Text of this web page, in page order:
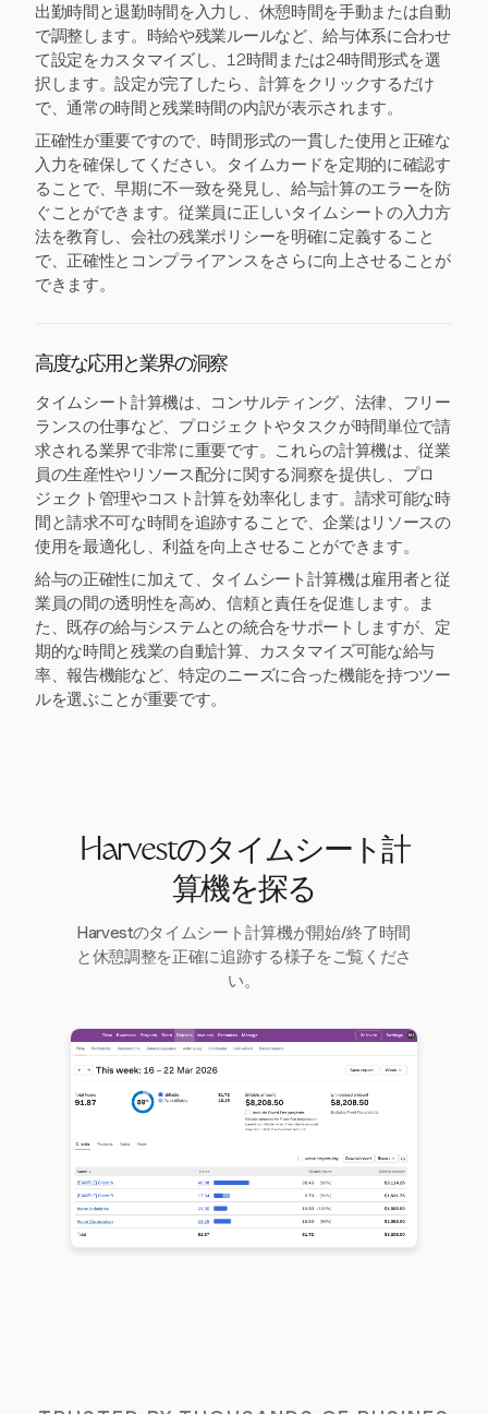
出勤時間と退勤時間を入力し、休憩時間を手動または自動
で調整します。時給や残業ルールなど、給与体系に合わせ
て設定をカスタマイズし、12時間または24時間形式を選
択します。設定が完了したら、計算をクリックするだけ
で、通常の時間と残業時間の内訳が表示されます。
正確性が重要ですので、時間形式の一貫した使用と正確な
入力を確保してください。タイムカードを定期的に確認す
ることで、早期に不一致を発見し、給与計算のエラーを防
ぐことができます。従業員に正しいタイムシートの入力方
法を教育し、会社の残業ポリシーを明確に定義すること
で、正確性とコンプライアンスをさらに向上させることが
できます。
高度な応用と業界の洞察
タイムシート計算機は、コンサルティング、法律、フリー
ランスの仕事など、プロジェクトやタスクが時間単位で請
求される業界で非常に重要です。これらの計算機は、従業
員の生産性やリソース配分に関する洞察を提供し、プロ
ジェクト管理やコスト計算を効率化します。請求可能な時
間と請求不可な時間を追跡することで、企業はリソースの
使用を最適化し、利益を向上させることができます。
給与の正確性に加えて、タイムシート計算機は雇用者と従
業員の間の透明性を高め、信頼と責任を促進します。ま
た、既存の給与システムとの統合をサポートしますが、定
期的な時間と残業の自動計算、カスタマイズ可能な給与
率、報告機能など、特定のニーズに合った機能を持つツー
ルを選ぶことが重要です。
Harvestのタイムシート計
算機を探る
Harvestのタイムシート計算機が開始/終了時間
と休憩調整を正確に追跡する様子をご覧くださ
い。